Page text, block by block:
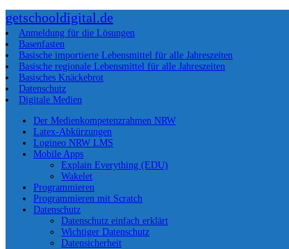
getschooldigital.de
Anmeldung für die Lösungen
Basenfasten
Basische importierte Lebensmittel für alle Jahreszeiten
Basische regionale Lebensmittel für alle Jahreszeiten
Basisches Knäckebrot
Datenschutz
Digitale Medien
Der Medienkompetenzrahmen NRW
Latex-Abkürzungen
Logineo NRW LMS
Mobile Apps
Explain Everything (EDU)
Wakelet
Programmieren
Programmieren mit Scratch
Datenschutz
Datenschutz einfach erklärt
Wichtiger Datenschutz
Datensicherheit